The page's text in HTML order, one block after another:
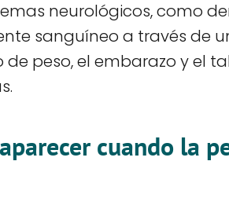
neurológicos, como
sanguíneo a través de
de peso, el embarazo y el
cuando la